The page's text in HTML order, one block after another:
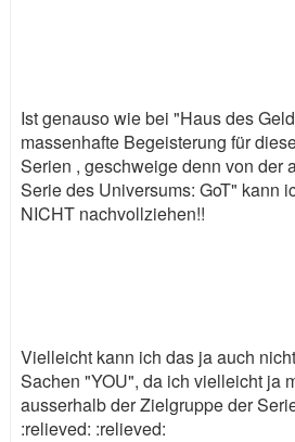
Ist genauso wie bei "Haus des
massenhafte Begeisterung für
Serien , geschweige denn von der
Serie des Universums: GoT" kann
NICHT nachvollziehen!!
Vielleicht kann ich das ja auch
Sachen "YOU", da ich vielleicht ja
ausserhalb der Zielgruppe der
:relieved: :relieved: